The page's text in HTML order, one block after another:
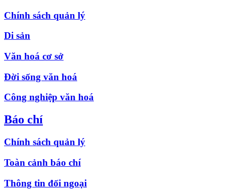
Chính sách quản lý
Di sản
Văn hoá cơ sở
Đời sống văn hoá
Công nghiệp văn hoá
Báo chí
Chính sách quản lý
Toàn cảnh báo chí
Thông tin đối ngoại